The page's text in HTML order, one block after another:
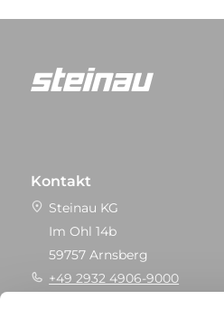
Kontakt
Steinau KG
Im Ohl 14b
59757 Arnsberg
+49 2932 4906-9000